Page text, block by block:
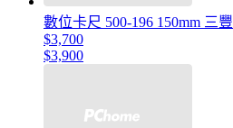
數位卡尺 500-196 150mm 三豐
$3,700
$3,900